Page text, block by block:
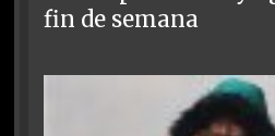
fin de semana